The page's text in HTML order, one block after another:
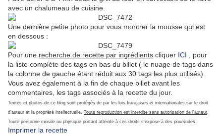
avec un chalumeau de cuisine.
Une dernière petite photo pour vous montrer la mousse qui est
en dessous :
Pour une recherche de recette par ingrédients cliquer ICI , pour
la liste complète des tags en bas du billet ( le nuage de tags dans
la colonne de gauche étant réduit aux 30 tags les plus utilisés).
Vous avez également à la fin de chaque billet avant les
commentaires, les tags associés à la recette du jour.
Textes et photos de ce blog sont protégés de par les lois françaises et internationales sur le droit
d'auteur et la propriété intellectuelle. Toute reproduction est interdite sans autorisation de l'auteur.
Toute personne morale ou physique portant atteinte à ces droits s'expose à des poursuites.
Imprimer la recette